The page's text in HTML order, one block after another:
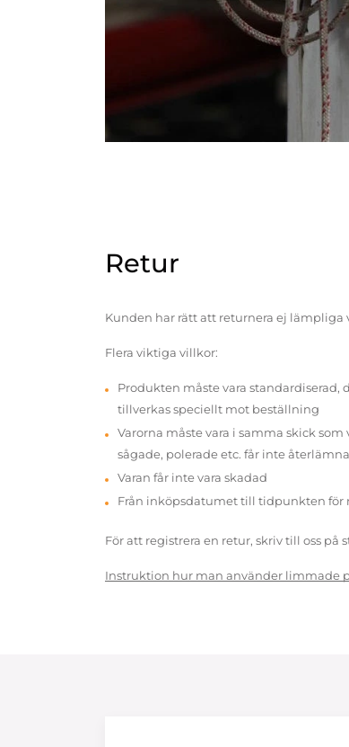
Retur
Kunden har rätt att returnera ej lämpliga
Flera viktiga villkor:
Produkten måste vara standardiserad,
tillverkas speciellt mot beställning
Varorna måste vara i samma skick
sågade, polerade etc. får inte
Varan får inte vara skadad
Från inköpsdatumet till tidpunkten för
För att registrera en retur, skriv till oss på
Instruktion hur man använder limmade